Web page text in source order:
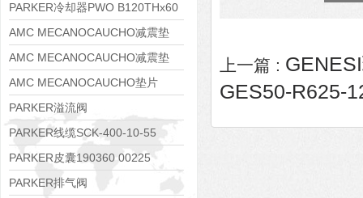
PARKER冷却器PWO B120THx60
AMC MECANOCAUCHO减震垫
138552
AMC MECANOCAUCHO减震垫
138551
AMC MECANOCAUCHO垫片
608074
PARKER溢流阀
RE06M35W2N1KWXG087
PARKER线缆SCK-400-10-55
PARKER皮囊190360 00225
PARKER排气阀
上一篇 :
GES50-R625-